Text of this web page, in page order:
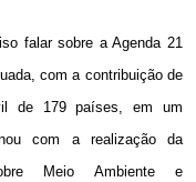
falar sobre a Agenda 21
com a contribuição de
de 179 países, em um
com a realização da
Meio Ambiente e